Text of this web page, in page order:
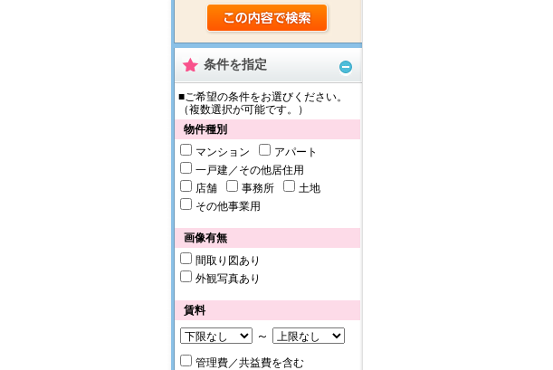
条件を指定
■ご希望の条件をお選びください。
（複数選択が可能です。）
物件種別
マンション
アパート
一戸建／その他居住用
店舗
事務所
土地
その他事業用
画像有無
間取り図あり
外観写真あり
賃料
～
管理費／共益費を含む